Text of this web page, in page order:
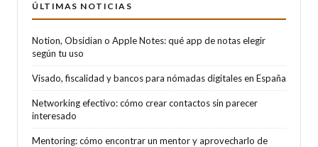
ÚLTIMAS NOTICIAS
Notion, Obsidian o Apple Notes: qué app de notas elegir
según tu uso
Visado, fiscalidad y bancos para nómadas digitales en España
Networking efectivo: cómo crear contactos sin parecer
interesado
Mentoring: cómo encontrar un mentor y aprovecharlo de